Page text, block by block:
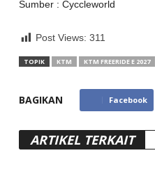
Sumber : Cyccleworld
Post Views: 311
TOPIK KTM KTM FREERIDE E 2027
BAGIKAN Facebook
ARTIKEL TERKAIT